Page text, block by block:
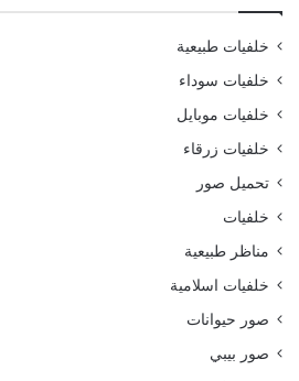
خلفيات طبيعية
خلفيات سوداء
خلفيات موبايل
خلفيات زرقاء
تحميل صور
خلفيات
مناظر طبيعية
خلفيات اسلامية
صور حيوانات
صور بيبي